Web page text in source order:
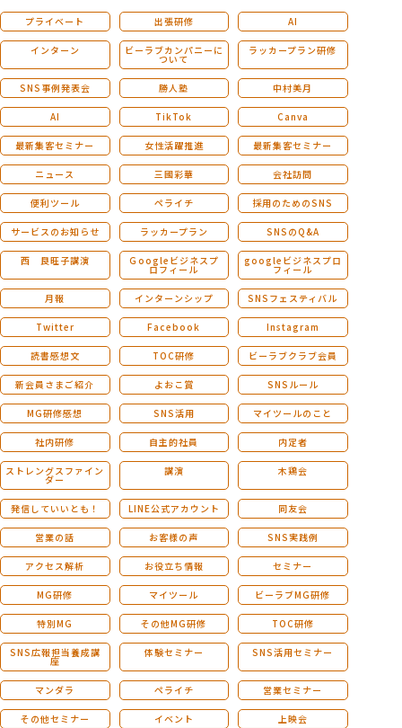
プライベート 出張研修 AI
インターン ビーラブカンパニーに
ついて
ラッカープラン研修
SNS事例発表会 勝人塾 中村美月
AI TikTok Canva
最新集客セミナー 女性活躍推進 最新集客セミナー
ニュース 三國彩華 会社訪問
便利ツール ペライチ 採用のためのSNS
サービスのお知らせ ラッカープラン SNSのQ&A
西 良旺子講演 Ｇoogleビジネスプ
ロフィール
googleビジネスプロ
フィール
月報 インターンシップ SNSフェスティバル
Twitter Facebook Instagram
読書感想文 TOC研修 ビーラブクラブ会員
新会員さまご紹介 よおこ賞 SNSルール
MG研修感想 SNS活用 マイツールのこと
社内研修 自主的社員 内定者
ストレングスファイン
ダー
講演 木鶏会
発信していいとも！ LINE公式アカウント 同友会
営業の話 お客様の声 SNS実践例
アクセス解析 お役立ち情報 セミナー
MG研修 マイツール ビーラブMG研修
特別MG その他MG研修 TOC研修
SNS広報担当養成講
座
体験セミナー SNS活用セミナー
マンダラ ペライチ 営業セミナー
その他セミナー イベント 上映会